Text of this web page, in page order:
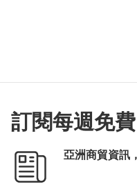
訂閱每週免
亞洲商貿資訊